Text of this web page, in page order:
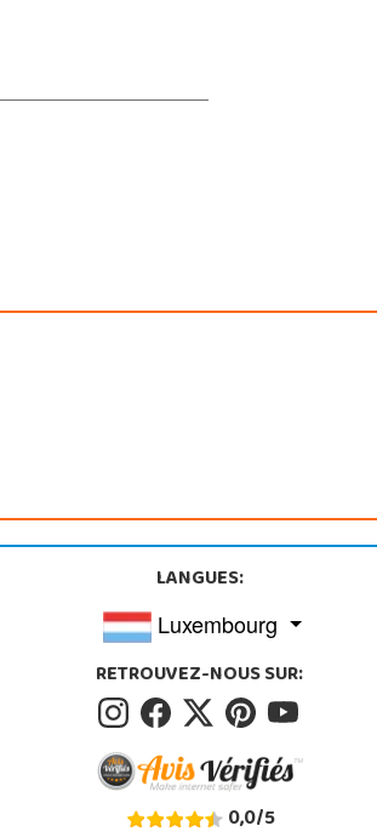
LANGUES:
Luxembourg
RETROUVEZ-NOUS SUR:
0,0/5